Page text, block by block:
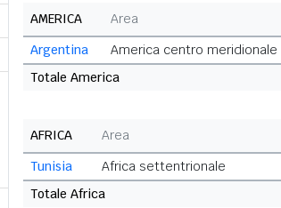
AMERICA Area
Argentina
America centro meridionale
Totale America
AFRICA Area
Tunisia
Africa settentrionale
Totale Africa